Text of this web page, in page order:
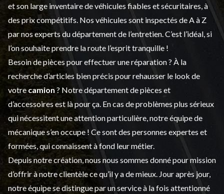
et son large inventaire de véhicules fiables et sécuritaires, à
des prix compétitifs. Nos véhicules sont inspectés de A à Z
par nos experts du département de l’entretien . C’est l’idéal, si
l’on souhaite prendre la route l’esprit tranquille !
Besoin de pièces pour effectuer une réparation ? À la
recherche d’articles bien précis pour rehausser le look de
votre camion ? Notre département depièces et
d’accessoiresest là pour ça. En cas de problèmes plus sérieux
qui nécessitent une attention particulière, notre équipe de
mécanique s’en occupe ! Ce sont des personnes expertes et
formées, qui connaissent à fond leur métier.
Depuis notre création, nous nous sommes donné pour mission
d’offrir à notre clientèle ce qu’il y a de mieux. Jour après jour,
notre équipe se distingue par un service à la fois attentionné